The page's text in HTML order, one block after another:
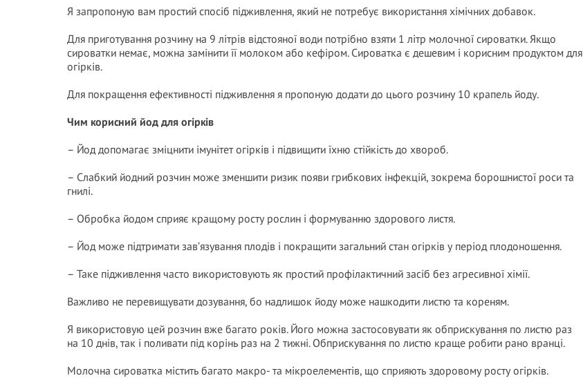
Я запропоную вам простий спосіб підживлення, який не потребує використання хімічних добавок.
Для приготування розчину на 9 літрів відстояної води потрібно взяти 1 літр молочної сироватки. Якщо
сироватки немає, можна замінити її молоком або кефіром. Сироватка є дешевим і корисним продуктом для
огірків.
Для покращення ефективності підживлення я пропоную додати до цього розчину 10 крапель йоду.
Чим корисний йод для огірків
– Йод допомагає зміцнити імунітет огірків і підвищити їхню стійкість до хвороб.
– Слабкий йодний розчин може зменшити ризик появи грибкових інфекцій, зокрема борошнистої роси та
гнилі.
– Обробка йодом сприяє кращому росту рослин і формуванню здорового листя.
– Йод може підтримати зав’язування плодів і покращити загальний стан огірків у період плодоношення.
– Таке підживлення часто використовують як простий профілактичний засіб без агресивної хімії.
Важливо не перевищувати дозування, бо надлишок йоду може нашкодити листю та кореням.
Я використовую цей розчин вже багато років. Його можна застосовувати як обприскування по листю раз
на 10 днів, так і поливати під корінь раз на 2 тижні. Обприскування по листю краще робити рано вранці.
Молочна сироватка містить багато макро- та мікроелементів, що сприяють здоровому росту огірків.